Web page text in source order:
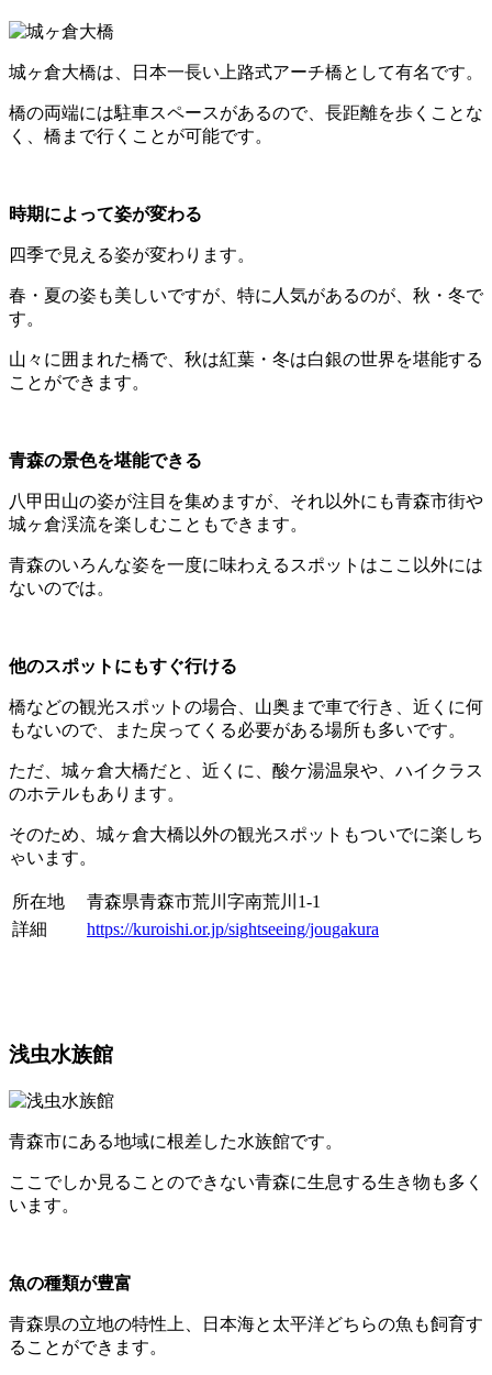
城ヶ倉大橋は、日本一長い上路式アーチ橋として有名です。
橋の両端には駐車スペースがあるので、長距離を歩くことな
く、橋まで行くことが可能です。
時期によって姿が変わる
四季で見える姿が変わります。
春・夏の姿も美しいですが、特に人気があるのが、秋・冬で
す。
山々に囲まれた橋で、秋は紅葉・冬は白銀の世界を堪能する
ことができます。
青森の景色を堪能できる
八甲田山の姿が注目を集めますが、それ以外にも青森市街や
城ヶ倉渓流を楽しむこともできます。
青森のいろんな姿を一度に味わえるスポットはここ以外には
ないのでは。
他のスポットにもすぐ行ける
橋などの観光スポットの場合、山奥まで車で行き、近くに何
もないので、また戻ってくる必要がある場所も多いです。
ただ、城ヶ倉大橋だと、近くに、酸ケ湯温泉や、ハイクラス
のホテルもあります。
そのため、城ヶ倉大橋以外の観光スポットもついでに楽しち
ゃいます。
所在地
青森県青森市荒川字南荒川1-1
詳細
https://kuroishi.or.jp/sightseeing/jougakura
浅虫水族館
青森市にある地域に根差した水族館です。
ここでしか見ることのできない青森に生息する生き物も多く
います。
魚の種類が豊富
青森県の立地の特性上、日本海と太平洋どちらの魚も飼育す
ることができます。